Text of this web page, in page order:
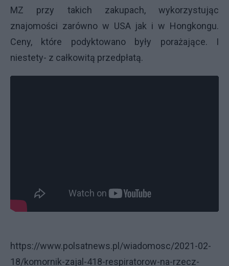
MZ przy takich zakupach, wykorzystując
znajomości zarówno w USA jak i w Hongkongu.
Ceny, które podyktowano były porażające. I
niestety- z całkowitą przedpłatą.
https://www.polsatnews.pl/wiadomosc/2021-02-
18/komornik-zajal-418-respiratorow-na-rzecz-